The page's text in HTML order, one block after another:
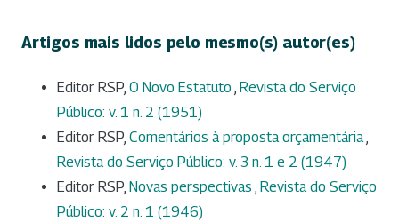
Artigos mais lidos pelo mesmo(s) autor(es)
Editor RSP, O Novo Estatuto , Revista do Serviço
Público: v. 1 n. 2 (1951)
Editor RSP, Comentários à proposta orçamentária,
Revista do Serviço Público: v. 3 n. 1 e 2 (1947)
Editor RSP, Novas perspectivas , Revista do Serviço
Público: v. 2 n. 1 (1946)